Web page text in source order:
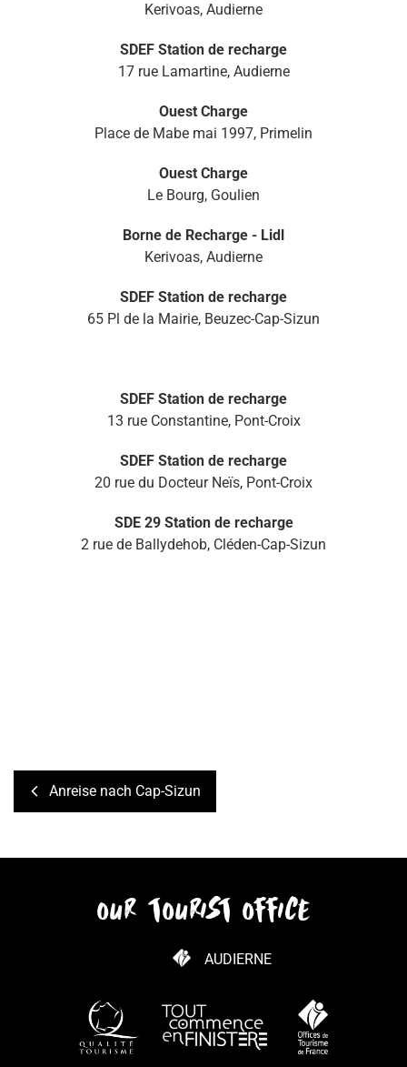
Kerivoas, Audierne
SDEF Station de recharge
17 rue Lamartine, Audierne
Ouest Charge
Place de Mabe mai 1997, Primelin
Ouest Charge
Le Bourg, Goulien
Borne de Recharge - Lidl
Kerivoas, Audierne
SDEF Station de recharge
65 Pl de la Mairie, Beuzec-Cap-Sizun
SDEF Station de recharge
13 rue Constantine, Pont-Croix
SDEF Station de recharge
20 rue du Docteur Neïs, Pont-Croix
SDE 29 Station de recharge
2 rue de Ballydehob, Cléden-Cap-Sizun
Anreise nach Cap-Sizun
our tourist office
AUDIERNE
WIE KANN ICH KOMMEN?